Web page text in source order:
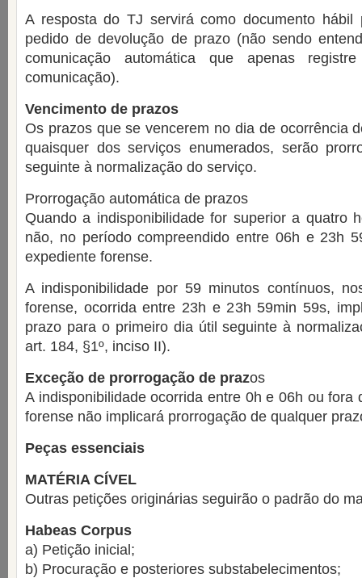
A resposta do TJ servirá como documento hábil
pedido de devolução de prazo (não sendo
comunicação automática que apenas
comunicação).
Vencimento de prazos
Os prazos que se vencerem no dia de ocorrência
quaisquer dos serviços enumerados, serão
seguinte à normalização do serviço.
Prorrogação automática de prazos
Quando a indisponibilidade for superior a quatro
não, no período compreendido entre 06h e 23h
expediente forense.
A indisponibilidade por 59 minutos contínuos,
forense, ocorrida entre 23h e 23h 59min 59s,
prazo para o primeiro dia útil seguinte à
art. 184, §1º, inciso II).
Exceção de prorrogação de prazos
A indisponibilidade ocorrida entre 0h e 06h ou fora
forense não implicará prorrogação de qualquer
Peças essenciais
MATÉRIA CÍVEL
Outras petições originárias seguirão o padrão do
Habeas Corpus
a) Petição inicial;
b) Procuração e posteriores substabelecimentos;